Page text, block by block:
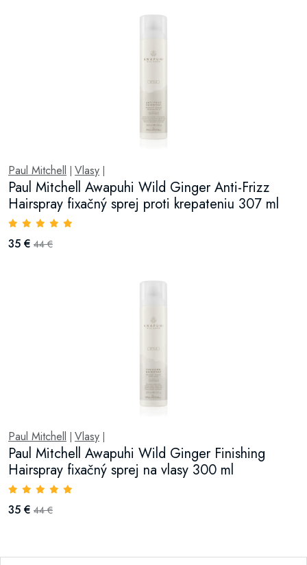
Paul Mitchell Vlasy
Paul Mitchell Awapuhi Wild Ginger Anti-Frizz
Hairspray fixačný sprej proti krepateniu 307 ml
35 € 44 €
Paul Mitchell Vlasy
Paul Mitchell Awapuhi Wild Ginger Finishing
Hairspray fixačný sprej na vlasy 300 ml
35 € 44 €